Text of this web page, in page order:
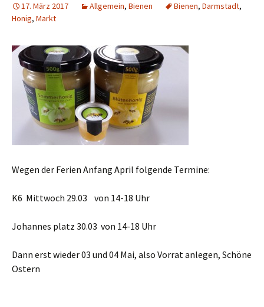
17. März 2017 Allgemein, Bienen Bienen, Darmstadt,
Honig, Markt
Wegen der Ferien Anfang April folgende Termine:
K6 Mittwoch 29.03 von 14-18 Uhr
Johannes platz 30.03 von 14-18 Uhr
Dann erst wieder 03 und 04 Mai, also Vorrat anlegen, Schöne
Ostern